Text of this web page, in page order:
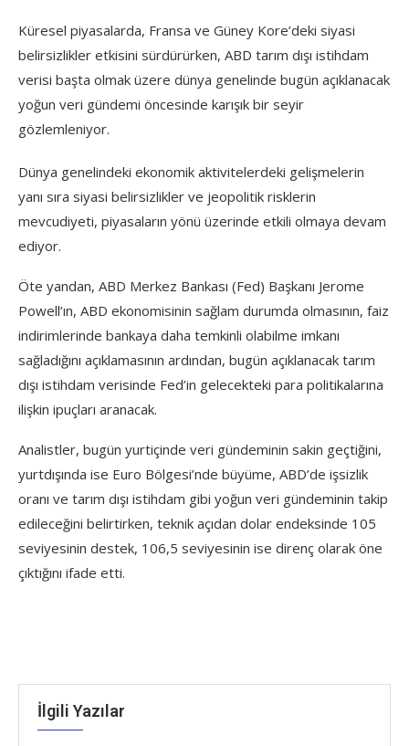
Küresel piyasalarda, Fransa ve Güney Kore’deki siyasi
belirsizlikler etkisini sürdürürken, ABD tarım dışı istihdam
verisi başta olmak üzere dünya genelinde bugün açıklanacak
yoğun veri gündemi öncesinde karışık bir seyir
gözlemleniyor.
Dünya genelindeki ekonomik aktivitelerdeki gelişmelerin
yanı sıra siyasi belirsizlikler ve jeopolitik risklerin
mevcudiyeti, piyasaların yönü üzerinde etkili olmaya devam
ediyor.
Öte yandan, ABD Merkez Bankası (Fed) Başkanı Jerome
Powell’ın, ABD ekonomisinin sağlam durumda olmasının, faiz
indirimlerinde bankaya daha temkinli olabilme imkanı
sağladığını açıklamasının ardından, bugün açıklanacak tarım
dışı istihdam verisinde Fed’in gelecekteki para politikalarına
ilişkin ipuçları aranacak.
Analistler, bugün yurtiçinde veri gündeminin sakin geçtiğini,
yurtdışında ise Euro Bölgesi’nde büyüme, ABD’de işsizlik
oranı ve tarım dışı istihdam gibi yoğun veri gündeminin takip
edileceğini belirtirken, teknik açıdan dolar endeksinde 105
seviyesinin destek, 106,5 seviyesinin ise direnç olarak öne
çıktığını ifade etti.
İlgili Yazılar